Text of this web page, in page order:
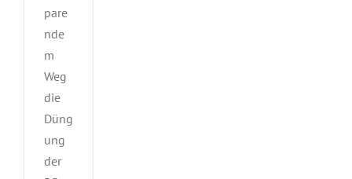
pare
nde
m
Weg
die
Düng
ung
der